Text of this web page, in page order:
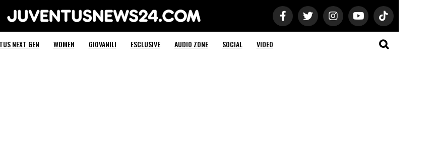
Juventus News 24
NEXT GEN WOMEN GIOVANILI ESCLUSIVE AUDIO ZONE SOCIAL VIDEO